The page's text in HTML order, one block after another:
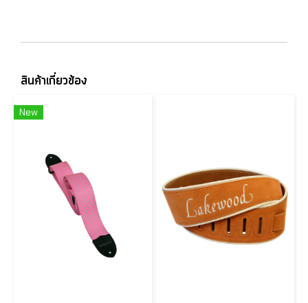
สินค้าเกี่ยวข้อง
New